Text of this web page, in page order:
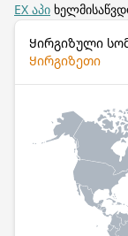
EX აპი
Ყირგიზული
Ყირგიზეთი